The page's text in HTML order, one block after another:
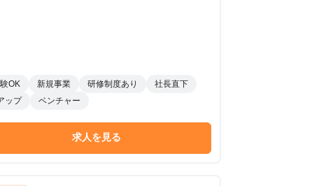
OK 新規事業 研修制度あり
社長直下
ップ ベンチャー
求人を見る